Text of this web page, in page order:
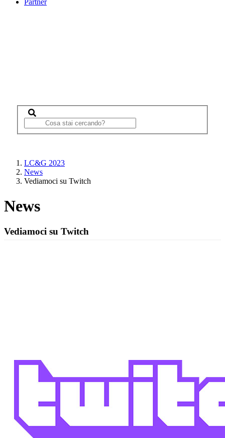
LC&G 2023
News
Vediamoci su Twitch
News
Vediamoci su Twitch